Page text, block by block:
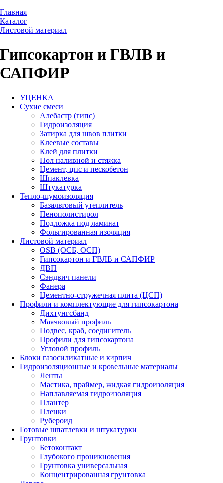
Главная
Каталог
Листовой материал
Гипсокартон и ГВЛВ и
САПФИР
УЦЕНКА
Сухие смеси
Алебастр (гипс)
Гидроизоляция
Затирка для швов плитки
Клеевые составы
Клей для плитки
Пол наливной и стяжка
Цемент, цпс и пескобетон
Шпаклевка
Штукатурка
Тепло-шумоизоляция
Базальтовый утеплитель
Пенополистирол
Подложка под ламинат
Фольгированная изоляция
Листовой материал
OSB (ОСБ, ОСП)
Гипсокартон и ГВЛВ и САПФИР
ДВП
Сэндвич панели
Фанера
Цементно-стружечная плита (ЦСП)
Профили и комплектующие для гипсокартона
Дихтунгсбанд
Маячковый профиль
Подвес, краб, соединитель
Профили для гипсокартона
Угловой профиль
Блоки газосиликатные и кирпич
Гидроизоляционные и кровельные материалы
Ленты
Мастика, праймер, жидкая гидроизоляция
Наплавляемая гидроизоляция
Плантер
Пленки
Рубероид
Готовые шпатлевки и штукатурки
Грунтовки
Бетоконтакт
Глубокого проникновения
Грунтовка универсальная
Концентрированная грунтовка